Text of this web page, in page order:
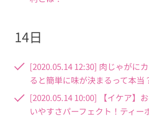
14日
[2020.05.14 12:30] 肉じゃがに
ると簡単に味が決まるって本当
[2020.05.14 10:00] 【イケア】
いやすさパーフェクト！ティー